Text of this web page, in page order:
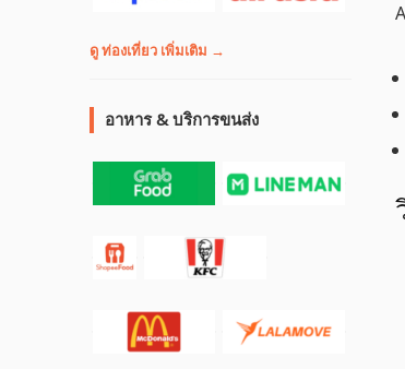
ดู ท่องเที่ยว เพิ่มเติม →
อาหาร & บริการขนส่ง